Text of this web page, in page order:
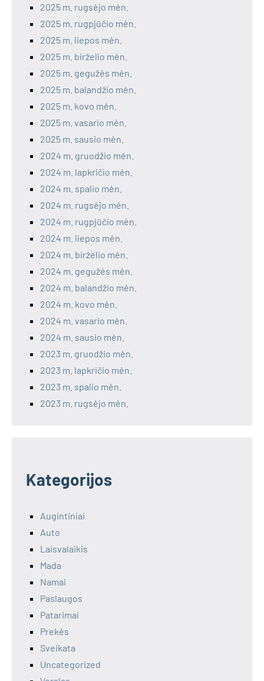
2025 m. rugsėjo mėn.
2025 m. rugpjūčio mėn.
2025 m. liepos mėn.
2025 m. birželio mėn.
2025 m. gegužės mėn.
2025 m. balandžio mėn.
2025 m. kovo mėn.
2025 m. vasario mėn.
2025 m. sausio mėn.
2024 m. gruodžio mėn.
2024 m. lapkričio mėn.
2024 m. spalio mėn.
2024 m. rugsėjo mėn.
2024 m. rugpjūčio mėn.
2024 m. liepos mėn.
2024 m. birželio mėn.
2024 m. gegužės mėn.
2024 m. balandžio mėn.
2024 m. kovo mėn.
2024 m. vasario mėn.
2024 m. sausio mėn.
2023 m. gruodžio mėn.
2023 m. lapkričio mėn.
2023 m. spalio mėn.
2023 m. rugsėjo mėn.
Kategorijos
Augintiniai
Auto
Laisvalaikis
Mada
Namai
Paslaugos
Patarimai
Prekės
Sveikata
Uncategorized